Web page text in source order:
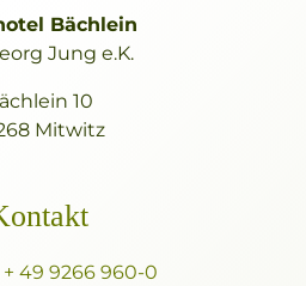
Bächlein
Jung e.K.
10
Mitwitz
+ 49 9266 960-0